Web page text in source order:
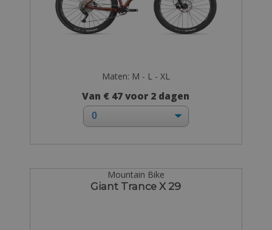
Maten: M - L - XL
Van € 47 voor 2 dagen
Mountain Bike
Giant Trance X 29